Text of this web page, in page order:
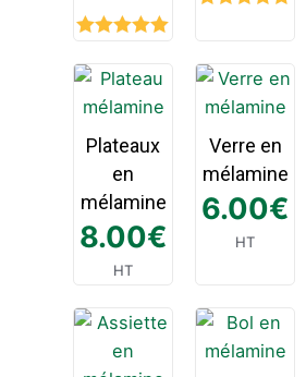
Plateaux
en
mélamine
8.00€
HT
Verre en
mélamine
6.00€
HT